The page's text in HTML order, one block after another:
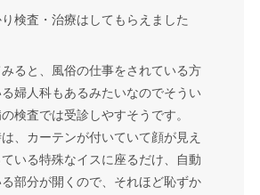
検査・治療はしてもらえました
ると、風俗の仕事をされている方
婦人科もあるみたいなのでそうい
検査では受診しやすそうです。
、カーテンが付いていて顔が見え
いる特殊なイスに座るだけ、自動
部分が開くので、それほど恥ずか